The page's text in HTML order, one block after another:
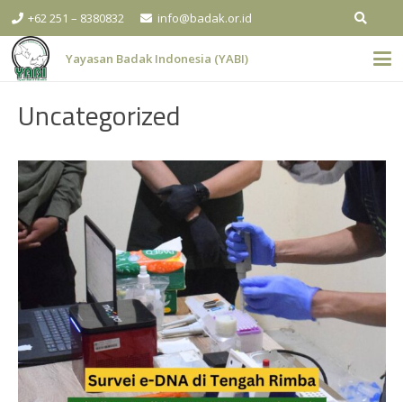
+62 251 – 8380832 info@badak.or.id
Yayasan Badak Indonesia (YABI)
Uncategorized